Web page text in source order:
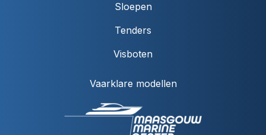
Sloepen
Tenders
Visboten
Vaarklare modellen